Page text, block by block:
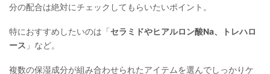
分の配合は絶対にチェックしてもらいたいポイント。
特におすすめしたいのは「セラミドやヒアルロン酸Na、トレハロ
ース 」など。
複数の保湿成分が組み合わせられたアイテムを選んでしっかりケ